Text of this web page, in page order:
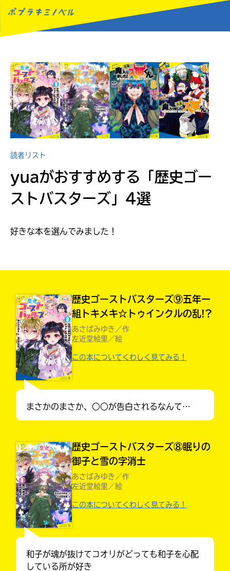
読者リスト
yuaがおすすめする 「歴史ゴー
ストバスターズ」4選
好きな本を選んでみました！
歴史ゴーストバスターズ⑨五年一
組トキメキ☆トゥインクルの乱!?
あさばみゆき／作
左近堂絵里／絵
この本についてくわしく見てみる！
まさかのまさか、○○が告白されるなんて…
歴史ゴーストバスターズ⑧眠りの
御子と雪の字消士
あさばみゆき／作
左近堂絵里／絵
この本についてくわしく見てみる！
和子が魂が抜けてコオリがどっても和子を心配
している所が好き